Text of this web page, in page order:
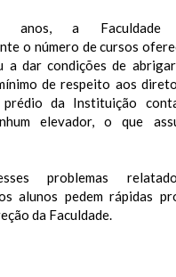
anos, a Faculdade
o número de cursos
a dar condições de
de respeito aos
da Instituição
elevador, o que
problemas
alunos pedem rápidas
da Faculdade.